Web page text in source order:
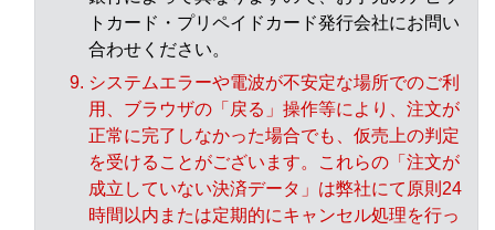
トカード・プリペイドカード発行会社にお問い
合わせください。
システムエラーや電波が不安定な場所でのご利
用、ブラウザの「戻る」操作等により、注文が
正常に完了しなかった場合でも、仮売上の判定
を受けることがございます。これらの「注文が
成立していない決済データ」は弊社にて原則24
時間以内または定期的にキャンセル処理を行っ